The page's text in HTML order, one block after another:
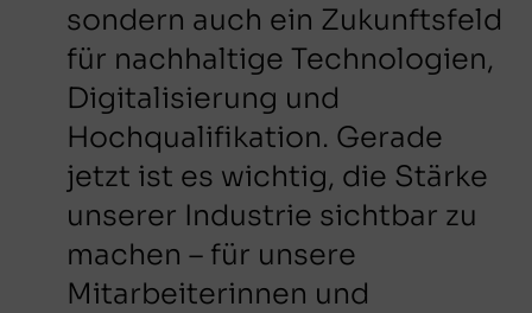
sondern auch ein Zukunftsfeld
für nachhaltige Technologien,
Digitalisierung und
Hochqualifikation. Gerade
jetzt ist es wichtig, die Stärke
unserer Industrie sichtbar zu
machen – für unsere
Mitarbeiterinnen und